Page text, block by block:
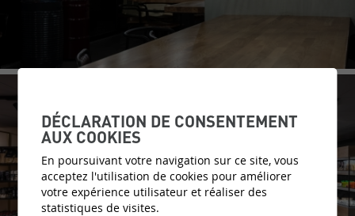
DÉCLARATION DE CONSENTEMENT
AUX COOKIES
En poursuivant votre navigation sur ce site, vous
acceptez l'utilisation de cookies pour améliorer
votre expérience utilisateur et réaliser des
statistiques de visites.